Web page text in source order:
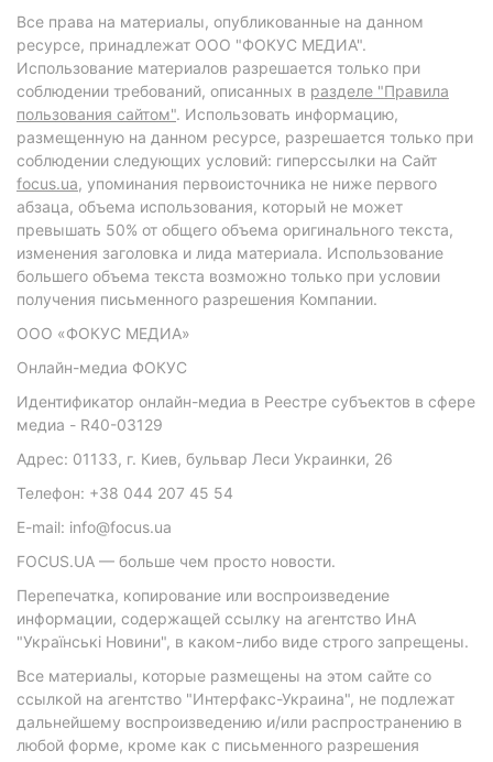
Все права на материалы, опубликованные на данном
ресурсе, принадлежат ООО "ФОКУС МЕДИА".
Использование материалов разрешается только при
соблюдении требований, описанных в разделе "Правила
пользования сайтом". Использовать информацию,
размещенную на данном ресурсе, разрешается только при
соблюдении следующих условий: гиперссылки на Сайт
focus.ua, упоминания первоисточника не ниже первого
абзаца, объема использования, который не может
превышать 50% от общего объема оригинального текста,
изменения заголовка и лида материала. Использование
большего объема текста возможно только при условии
получения письменного разрешения Компании.
ООО «ФОКУС МЕДИА»
Онлайн-медиа ФОКУС
Идентификатор онлайн-медиа в Реестре субъектов в сфере
медиа - R40-03129
Адрес: 01133, г. Киев, бульвар Леси Украинки, 26
Телефон: +38 044 207 45 54
E-mail: info@focus.ua
FOCUS.UA — больше чем просто новости.
Перепечатка, копирование или воспроизведение
информации, содержащей ссылку на агентство ИнА
"Українські Новини", в каком-либо виде строго запрещены.
Все материалы, которые размещены на этом сайте со
ссылкой на агентство "Интерфакс-Украина", не подлежат
дальнейшему воспроизведению и/или распространению в
любой форме, кроме как с письменного разрешения